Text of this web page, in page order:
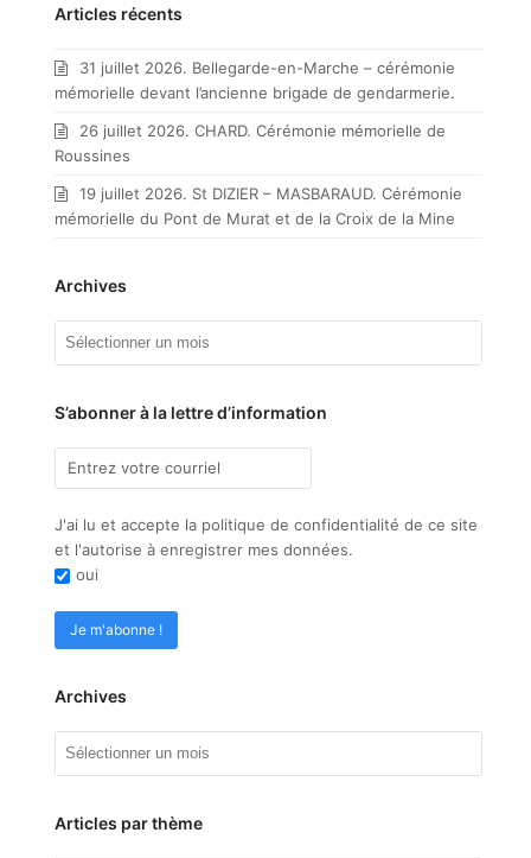
catégorie
Articles récents
31 juillet 2026. Bellegarde-en-Marche – cérémonie
mémorielle devant l’ancienne brigade de gendarmerie.
26 juillet 2026. CHARD. Cérémonie mémorielle de
Roussines
19 juillet 2026. St DIZIER – MASBARAUD. Cérémonie
mémorielle du Pont de Murat et de la Croix de la Mine
Archives
S’abonner à la lettre d’information
J'ai lu et accepte la politique de confidentialité de ce site
et l'autorise à enregistrer mes données.
oui
Archives
Articles par thème